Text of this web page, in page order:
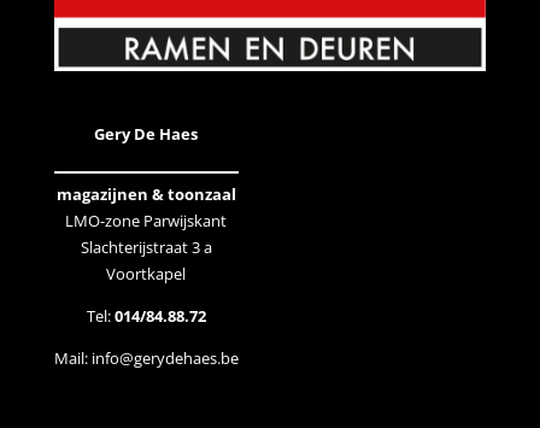
Gery De Haes
magazijnen & toonzaal
LMO-zone Parwijskant
Slachterijstraat 3 a
Voortkapel
Tel:014/84.88.72
Mail: info@gerydehaes.be